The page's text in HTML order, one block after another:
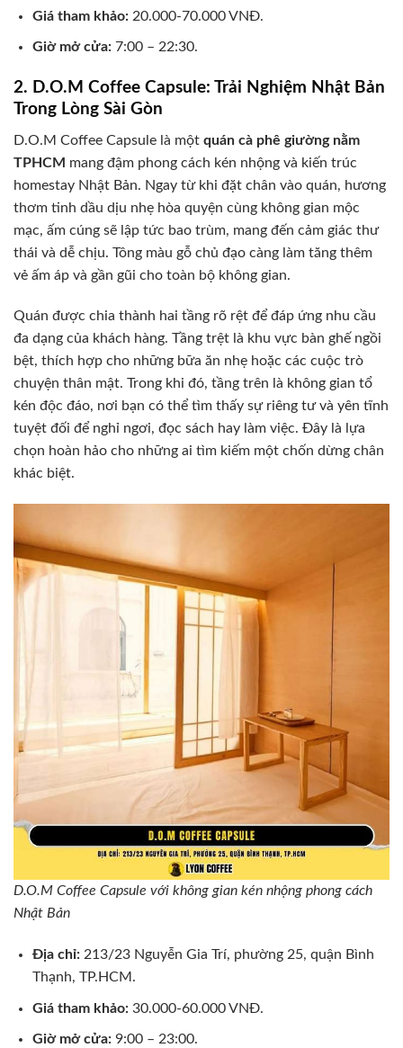
Giá tham khảo:20.000-70.000 VNĐ.
Giờ mở cửa:7:00 – 22:30.
2. D.O.M Coffee Capsule: Trải Nghiệm Nhật Bản
Trong Lòng Sài Gòn
D.O.M Coffee Capsule là một quán cà phê giường nằm
TPHCM mang đậm phong cách kén nhộng và kiến trúc
homestay Nhật Bản. Ngay từ khi đặt chân vào quán, hương
thơm tinh dầu dịu nhẹ hòa quyện cùng không gian mộc
mạc, ấm cúng sẽ lập tức bao trùm, mang đến cảm giác thư
thái và dễ chịu. Tông màu gỗ chủ đạo càng làm tăng thêm
vẻ ấm áp và gần gũi cho toàn bộ không gian.
Quán được chia thành hai tầng rõ rệt để đáp ứng nhu cầu
đa dạng của khách hàng. Tầng trệt là khu vực bàn ghế ngồi
bệt, thích hợp cho những bữa ăn nhẹ hoặc các cuộc trò
chuyện thân mật. Trong khi đó, tầng trên là không gian tổ
kén độc đáo, nơi bạn có thể tìm thấy sự riêng tư và yên tĩnh
tuyệt đối để nghỉ ngơi, đọc sách hay làm việc. Đây là lựa
chọn hoàn hảo cho những ai tìm kiếm một chốn dừng chân
khác biệt.
D.O.M Coffee Capsule với không gian kén nhộng phong cách
Nhật Bản
Địa chỉ:213/23 Nguyễn Gia Trí, phường 25, quận Bình
Thạnh, TP.HCM.
Giá tham khảo:30.000-60.000 VNĐ.
Giờ mở cửa:9:00 – 23:00.